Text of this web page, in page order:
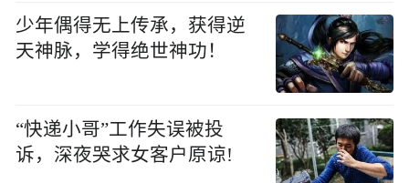
少年偶得无上传承，获得逆
天神脉，学得绝世神功！
“快递小哥”工作失误被投
诉，深夜哭求女客户原谅!